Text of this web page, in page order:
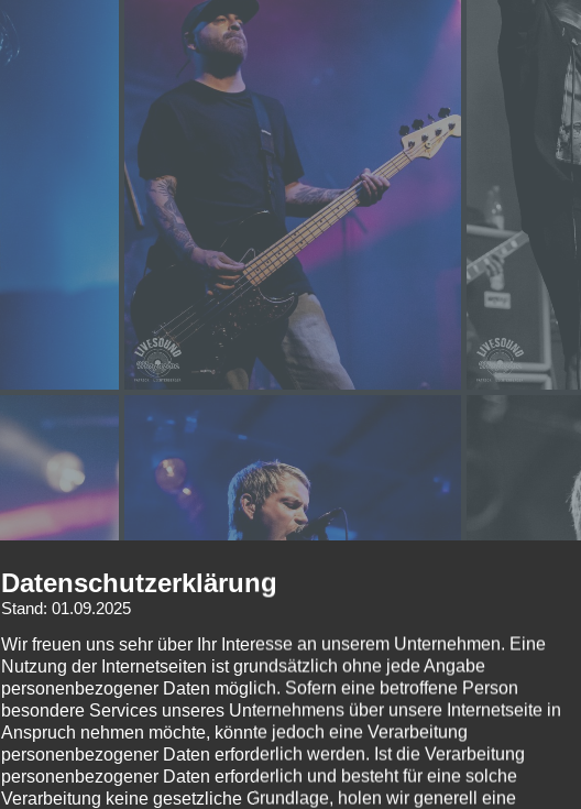
Datenschutzerklärung
Stand: 01.09.2025
Wir freuen uns sehr über Ihr Interesse an unserem Unternehmen. Eine
Nutzung der Internetseiten ist grundsätzlich ohne jede Angabe
personenbezogener Daten möglich. Sofern eine betroffene Person
besondere Services unseres Unternehmens über unsere Internetseite in
Anspruch nehmen möchte, könnte jedoch eine Verarbeitung
personenbezogener Daten erforderlich werden. Ist die Verarbeitung
personenbezogener Daten erforderlich und besteht für eine solche
Verarbeitung keine gesetzliche Grundlage, holen wir generell eine